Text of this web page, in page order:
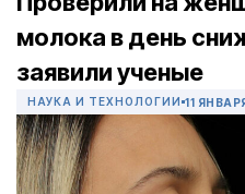
молока в день
заявили ученые
НАУКА И ТЕХНОЛОГИИ 11